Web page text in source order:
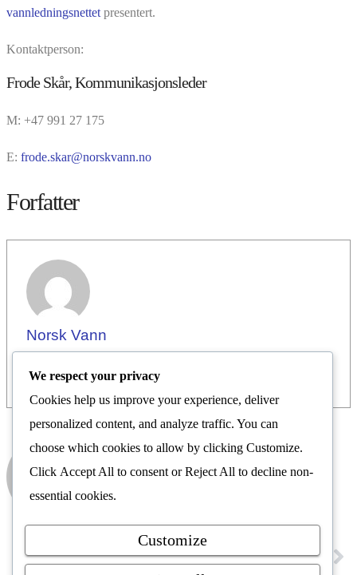
vannledningsnettetpresentert.
Kontaktperson:
Frode Skår, Kommunikasjonsleder
M: +47 991 27 175
E: frode.skar@norskvann.no
Forfatter
Norsk Vann
Norsk Vann
Studietur til Trondheim
We respect your privacy
Cookies help us improve your experience, deliver
personalized content, and analyze traffic. You can
choose which cookies to allow by clicking Customize.
Click Accept All to consent orReject All to decline non-
essential cookies.
Customize